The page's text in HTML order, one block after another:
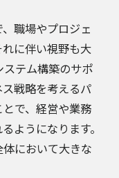
職場やプロジェ
に伴い視野も大
ステム構築のサポ
戦略を考えるパ
で、経営や業務
ようになります。
において大きな